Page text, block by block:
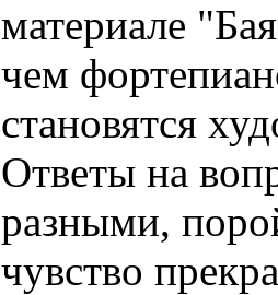
материале
чем
становятся
Ответы на
разными,
чувство